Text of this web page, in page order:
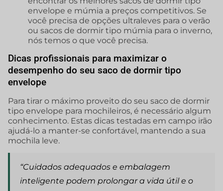
envelope e múmia a preços competitivos. Se
você precisa de opções ultraleves para o verão
ou sacos de dormir tipo múmia para o inverno,
nós temos o que você precisa.
Dicas profissionais para maximizar o
desempenho do seu saco de dormir tipo
envelope
Para tirar o máximo proveito do seu saco de dormir
tipo envelope para mochileiros, é necessário algum
conhecimento. Estas dicas testadas em campo irão
ajudá-lo a manter-se confortável, mantendo a sua
mochila leve.
“Cuidados adequados e embalagem
inteligente podem prolongar a vida útil e o